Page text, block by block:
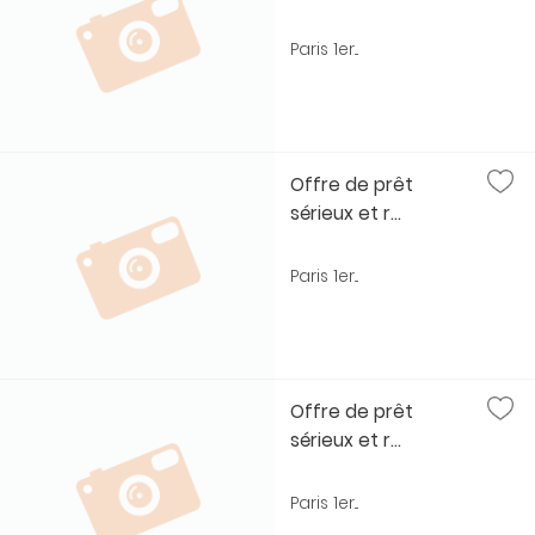
Paris 1er...
Offre de prêt
sérieux et r...
Paris 1er...
Offre de prêt
sérieux et r...
Paris 1er...